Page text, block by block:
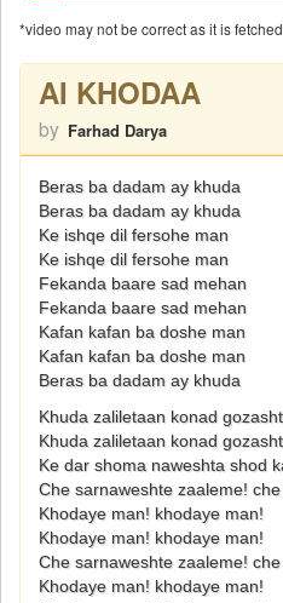
*video may not be correct as it is
AI KHODAA
by Farhad Darya
Beras ba dadam ay khuda
Beras ba dadam ay khuda
Ke ishqe dil fersohe man
Ke ishqe dil fersohe man
Fekanda baare sad mehan
Fekanda baare sad mehan
Kafan kafan ba doshe man
Kafan kafan ba doshe man
Beras ba dadam ay khuda
Khuda zaliletaan konad
Khuda zaliletaan konad
Ke dar shoma naweshta shod
Che sarnaweshte zaaleme!
Khodaye man! khodaye man!
Khodaye man! khodaye man!
Che sarnaweshte zaaleme!
Khodaye man! khodaye man!